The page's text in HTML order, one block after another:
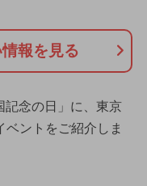
報を見る
記念の日」に、東京
ントをご紹介しま